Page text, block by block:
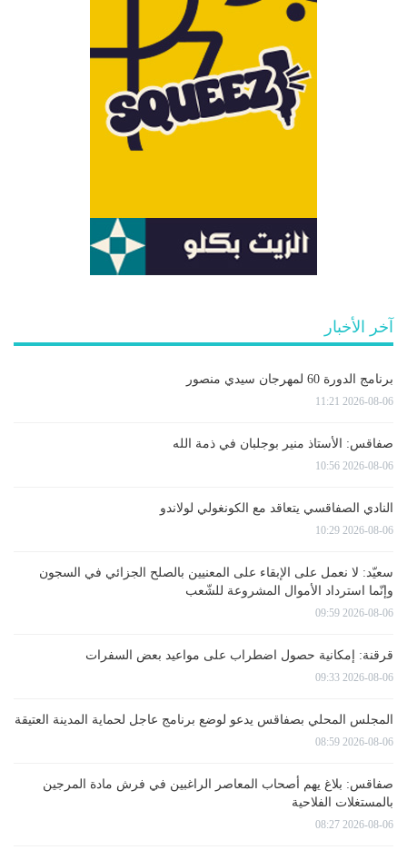
آخر الأخبار
برنامج الدورة 60 لمهرجان سيدي منصور
2026-08-06 11:21
صفاقس: الأستاذ منير بوجلبان في ذمة الله
2026-08-06 10:56
النادي الصفاقسي يتعاقد مع الكونغولي لولاندو
2026-08-06 10:29
سعيّد: لا نعمل على الإبقاء على المعنيين بالصلح الجزائي في السجون
وإنّما استرداد الأموال المشروعة للشّعب
2026-08-06 09:59
قرقنة: إمكانية حصول اضطراب على مواعيد بعض السفرات
2026-08-06 09:33
المجلس المحلي بصفاقس يدعو لوضع برنامج عاجل لحماية المدينة العتيقة
2026-08-06 08:59
صفاقس: بلاغ يهم أصحاب المعاصر الراغبين في فرش مادة المرجين
بالمستغلات الفلاحية
2026-08-06 08:27